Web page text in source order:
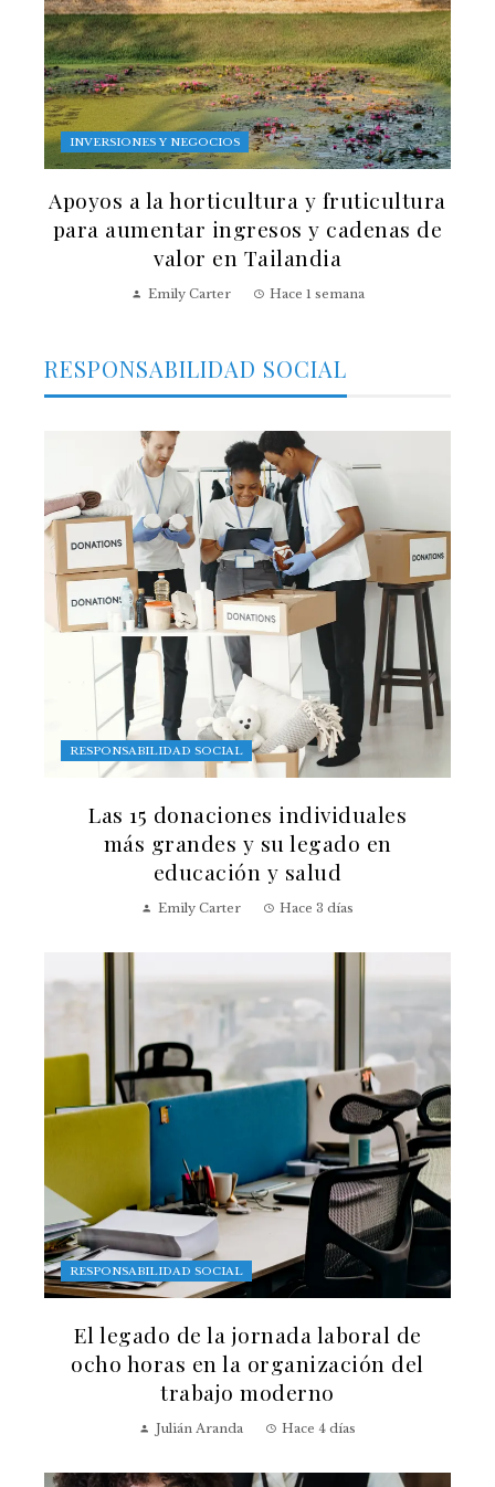
INVERSIONES Y NEGOCIOS
Apoyos a la horticultura y fruticultura
para aumentar ingresos y cadenas de
valor en Tailandia
Emily Carter Hace 1 semana
RESPONSABILIDAD SOCIAL
RESPONSABILIDAD SOCIAL
Las 15 donaciones individuales
más grandes y su legado en
educación y salud
Emily Carter Hace 3 días
RESPONSABILIDAD SOCIAL
El legado de la jornada laboral de
ocho horas en la organización del
trabajo moderno
Julián Aranda Hace 4 días